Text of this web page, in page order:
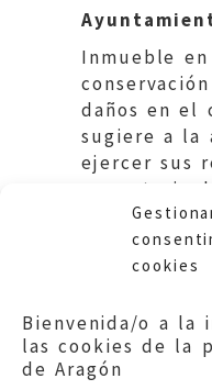
cookies
Bienvenida/o a la
las cookies de la
de Aragón
Inmueble
daños en el
sugiere a la
ejercer sus
en materia
urbana.